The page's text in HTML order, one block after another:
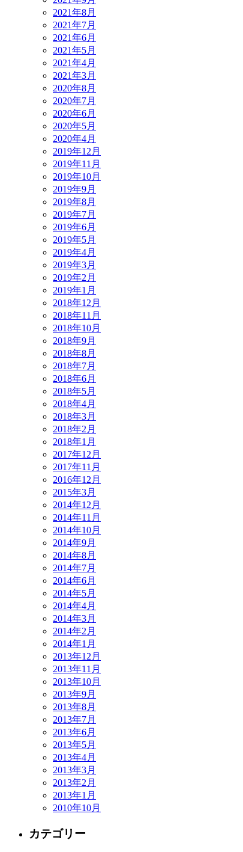
2021年8月
2021年7月
2021年6月
2021年5月
2021年4月
2021年3月
2020年8月
2020年7月
2020年6月
2020年5月
2020年4月
2019年12月
2019年11月
2019年10月
2019年9月
2019年8月
2019年7月
2019年6月
2019年5月
2019年4月
2019年3月
2019年2月
2019年1月
2018年12月
2018年11月
2018年10月
2018年9月
2018年8月
2018年7月
2018年6月
2018年5月
2018年4月
2018年3月
2018年2月
2018年1月
2017年12月
2017年11月
2016年12月
2015年3月
2014年12月
2014年11月
2014年10月
2014年9月
2014年8月
2014年7月
2014年6月
2014年5月
2014年4月
2014年3月
2014年2月
2014年1月
2013年12月
2013年11月
2013年10月
2013年9月
2013年8月
2013年7月
2013年6月
2013年5月
2013年4月
2013年3月
2013年2月
2013年1月
2010年10月
カテゴリー